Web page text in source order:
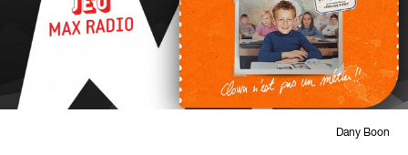
Dany Boon